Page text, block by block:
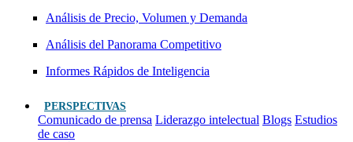
Análisis de Precio, Volumen y Demanda
Análisis del Panorama Competitivo
Informes Rápidos de Inteligencia
PERSPECTIVAS
Comunicado de prensa Liderazgo intelectual Blogs Estudios
de caso